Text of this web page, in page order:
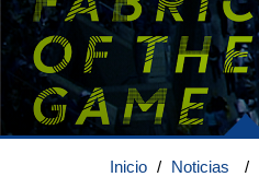
Inicio / Noticias /